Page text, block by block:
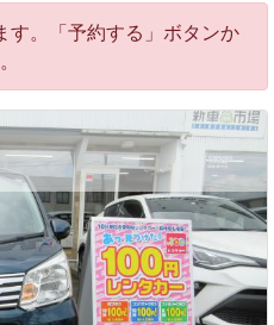
す。「予約する」ボタンか